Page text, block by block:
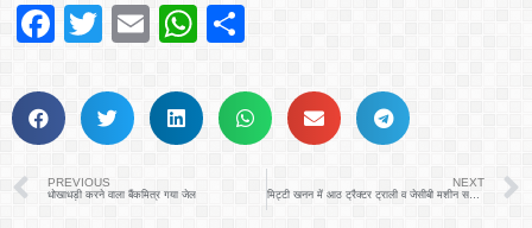
Facebook
Twitter
EmailWhatsApp
PREVIOUS
धोखाधड़ी करने वाला बैंकमित्र गया जेल
NEXT
मिट्टी खनन में आठ ट्रैक्टर ट्राली व जेसीबी मशीन सहित एसडीएम ने रंगे हाथ पकड़ा